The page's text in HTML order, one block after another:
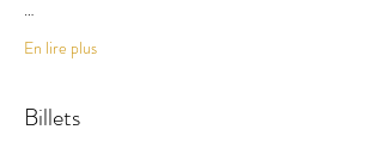
…
En lire plus
Billets